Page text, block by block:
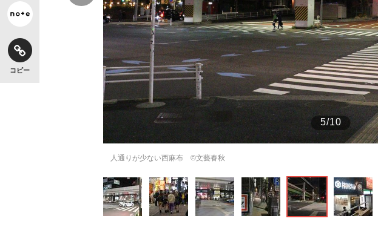
「目標達成できなかったからと言って…」サッカー日本代表・森保一監
コピー
5/10
人通りが少ない西麻布 ©文藝春秋